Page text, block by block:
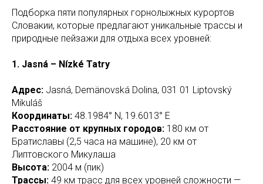
Подборка пяти популярных горнолыжных курортов
Словакии, которые предлагают уникальные трассы и
природные пейзажи для отдыха всех уровней:
1. Jasná – Nízké Tatry
Адрес: Jasná, Demänovská Dolina, 031 01 Liptovský
Mikuláš
Координаты: 48.1984° N, 19.6013° E
Расстояние от крупных городов: 180 км от
Братиславы (2,5 часа на машине), 20 км от
Липтовского Микулаша
Высота: 2004 м (пик)
Трассы: 49 км трасс для всех уровней сложности —